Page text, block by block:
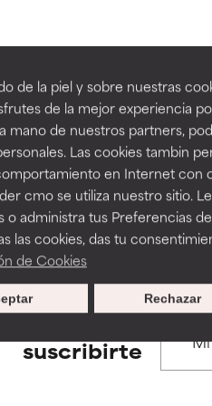
de la piel y sobre nuestras
de la mejor experiencia
mano de nuestros partners,
Las cookies tambin
en Internet con
cmo se utiliza nuestro sitio.
o administra tus Preferencias de
las cookies, das tu
de Cookies
Rechazar
SEARCH
dictionary. Regulations
excelente, suelen ser
una fórmula.
su apariencia, estabilidad o
suficiente respaldo científico.
evitarlo por su
irritación, inflamación o
o junto con otros
excelente, suelen ser
una fórmula.
su apariencia, estabilidad o
suficiente respaldo científico.
evitarlo por su
irritación, inflamación o
o junto con otros
suscribirte